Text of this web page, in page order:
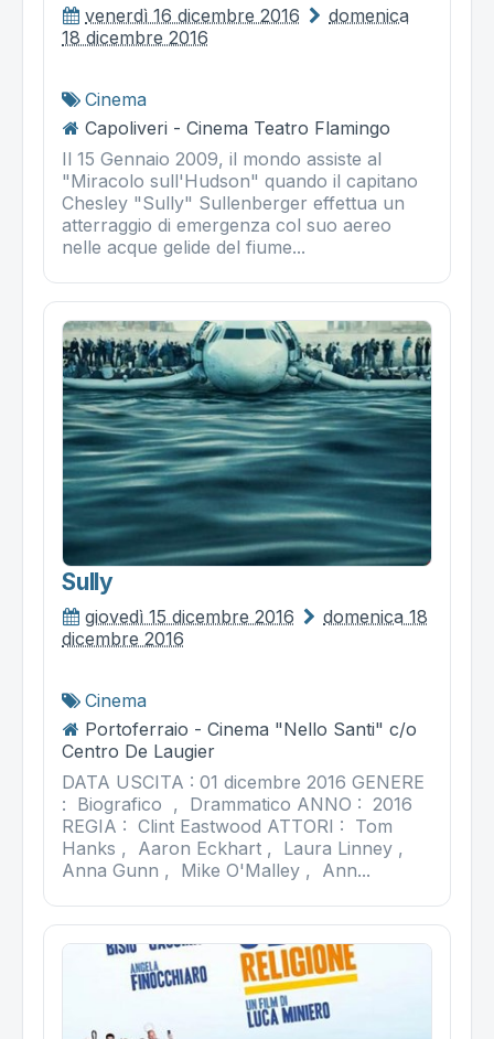
venerdì 16 dicembre 2016
domenica
18 dicembre 2016
Cinema
Capoliveri - Cinema Teatro Flamingo
Il 15 Gennaio 2009, il mondo assiste al
"Miracolo sull'Hudson" quando il capitano
Chesley "Sully" Sullenberger effettua un
atterraggio di emergenza col suo aereo
nelle acque gelide del fiume...
Sully
giovedì 15 dicembre 2016
domenica 18
dicembre 2016
Cinema
Portoferraio - Cinema "Nello Santi" c/o
Centro De Laugier
DATA USCITA : 01 dicembre 2016 GENERE
: Biografico , Drammatico ANNO : 2016
REGIA : Clint Eastwood ATTORI : Tom
Hanks , Aaron Eckhart , Laura Linney ,
Anna Gunn , Mike O'Malley , Ann...